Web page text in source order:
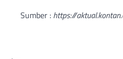
Sumber : https://